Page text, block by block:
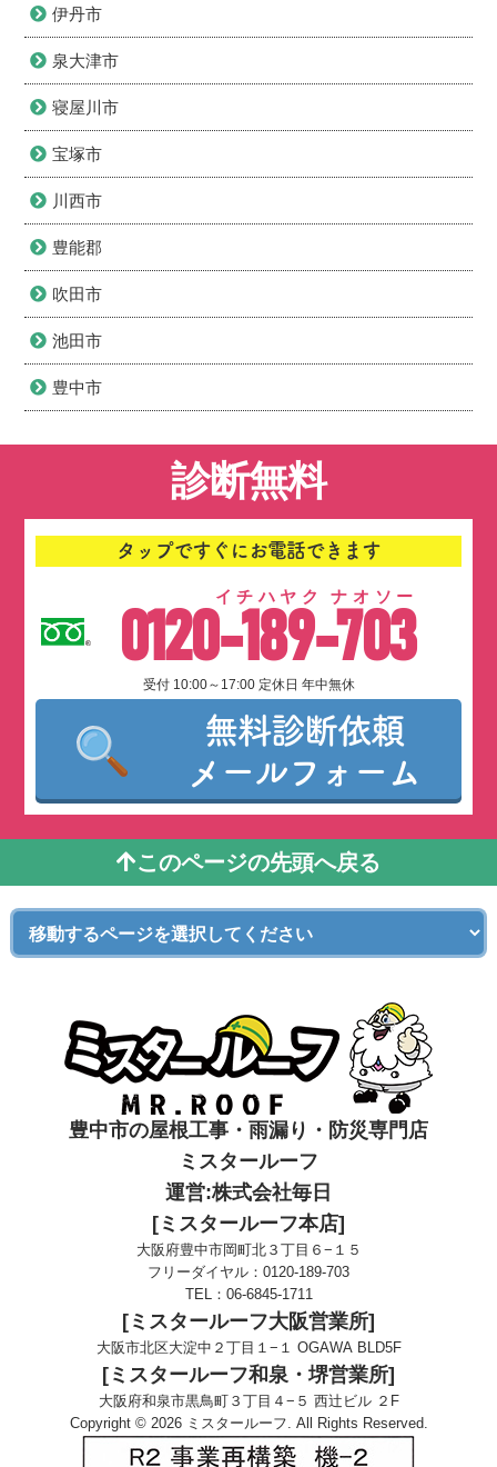
伊丹市
泉大津市
寝屋川市
宝塚市
川西市
豊能郡
吹田市
池田市
豊中市
診断無料
タップですぐにお電話できます
0120-189-703
イチハヤク ナオソー
受付 10:00～17:00 定休日 年中無休
無料診断依頼
メールフォーム
このページの先頭へ戻る
豊中市の屋根工事・雨漏り・防災専門店
ミスタールーフ
運営:株式会社毎日
[ミスタールーフ本店]
大阪府豊中市岡町北３丁目６−１５
フリーダイヤル： 0120-189-703
TEL： 06-6845-1711
[ミスタールーフ大阪営業所]
大阪市北区大淀中２丁目１−１ OGAWA BLD5F
[ミスタールーフ和泉・堺営業所]
大阪府和泉市黒鳥町３丁目４−５ 西辻ビル ２F
Copyright © 2026 ミスタールーフ. All Rights Reserved.